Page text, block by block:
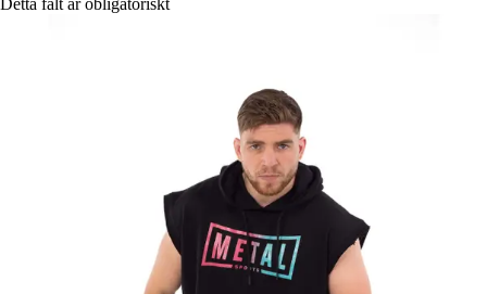
Detta fält är obligatoriskt